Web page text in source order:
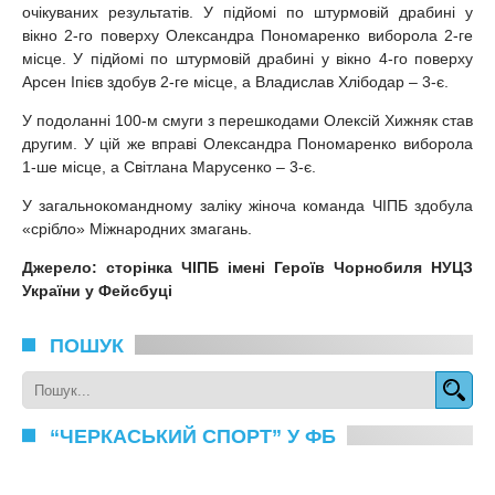
очікуваних результатів. У підйомі по штурмовій драбині у
вікно 2-го поверху Олександра Пономаренко виборола 2-ге
місце. У підйомі по штурмовій драбині у вікно 4-го поверху
Арсен Іпієв здобув 2-ге місце, а Владислав Хлібодар – 3-є.
У подоланні 100-м смуги з перешкодами Олексій Хижняк став
другим. У цій же вправі Олександра Пономаренко виборола
1-ше місце, а Світлана Марусенко – 3-є.
У загальнокомандному заліку жіноча команда ЧІПБ здобула
«срібло» Міжнародних змагань.
Джерело: сторінка ЧІПБ імені Героїв Чорнобиля НУЦЗ
України у Фейсбуці
ПОШУК
“ЧЕРКАСЬКИЙ СПОРТ” У ФБ